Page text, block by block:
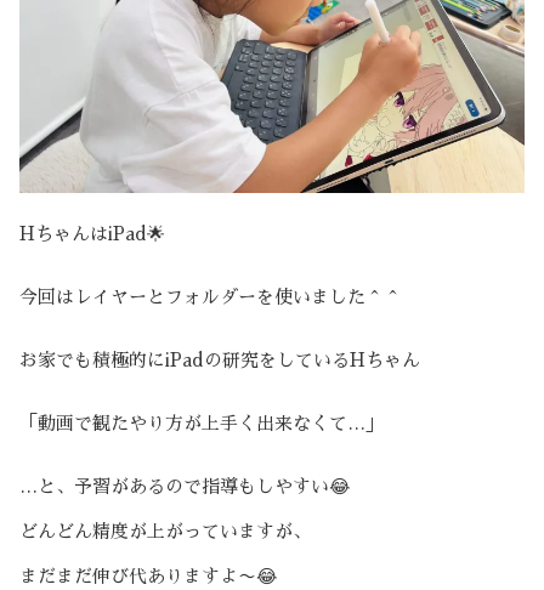
HちゃんはiPad🌟
今回はレイヤーとフォルダーを使いました＾＾
お家でも積極的にiPadの研究をしているHちゃん
「動画で観たやり方が上手く出来なくて…」
…と、予習があるので指導もしやすい😂
どんどん精度が上がっていますが、
まだまだ伸び代ありますよ〜😂